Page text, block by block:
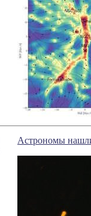
Астрономы